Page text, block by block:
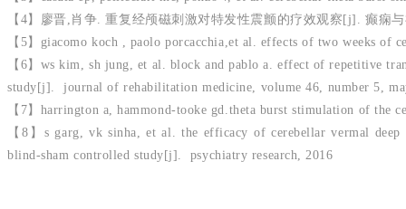
【 4 】 廖晋 肖争 重复经颅磁刺激对特发性震颤的疗效观察 [j].
癫痫
【 5 】 giacomo koch , paolo porcacchia,et al. effects of two weeks
【 6 】 ws kim, sh jung, et al. block and pablo a. effect of repetitive
study[j]. journal of rehabilitation medicine, volume 46, number 5,
【 7 】 harrington a, hammond-tooke gd.theta burst stimulation of the
【 8 】 s garg, vk sinha, et al. the efficacy of cerebellar vermal
blind-sham controlled study[j]. psychiatry research, 2016